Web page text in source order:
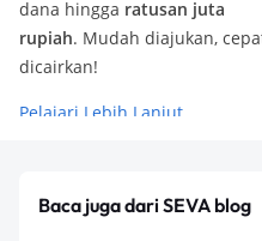
dana hingga ratusan juta
rupiah. Mudah diajukan,
dicairkan!
Pelajari Lebih Lanjut
Baca juga dari SEVA blog